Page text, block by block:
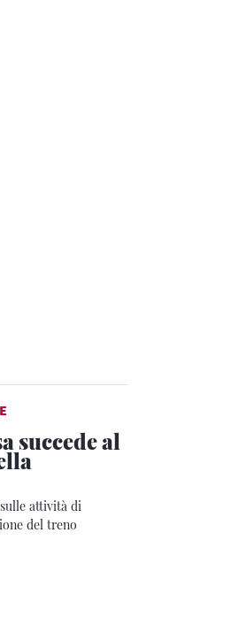
succede al
attività di
del treno